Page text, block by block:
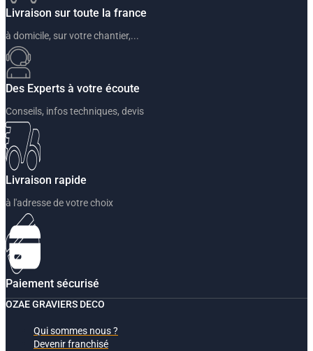
Livraison sur toute la france
à domicile, sur votre chantier,...
Des Experts à votre écoute
Conseils, infos techniques, devis
Livraison rapide
à l'adresse de votre choix
Paiement sécurisé
OZAE GRAVIERS DECO
Qui sommes nous ?
Devenir franchisé